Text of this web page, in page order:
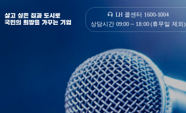
살고 싶은 집과 도시로 국민의 희망을 가꾸는 기업 | 한국토지주택공사
LH 콜센터 1600-1004
상담시간 09:00 ~ 18:00 (휴무일 제외)